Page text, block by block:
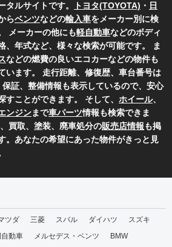
タルサイトです。
トヨタ(TOYOTA) ・ 日
らベンツなどの輸入車をメーカー別に検
メーカーの他にも軽自動車などのボディ
、年式など、様々な検索が可能です。 ま
などの燃費の良いエコカーなどの物件も
います。 走行距離、修復歴、車台番号は
証、整備情報も表示しているので、安心
すことができます。 そして、 ホイール、
ンジンまで車パーツ情報も検索できま
買取、塗装、廃車処分の販売店情報も掲
。あなたの希望にあった物件がきっと見
ツダ 三菱 スバル ダイハツ
スズキ
動車 メルセデス・ベンツ
BMW